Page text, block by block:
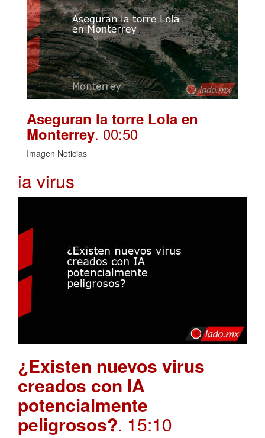
Aseguran la torre Lola en
Monterrey. 00:50
Imagen Noticias
ia virus
¿Existen nuevos virus
creados con IA
potencialmente
peligrosos?. 15:10